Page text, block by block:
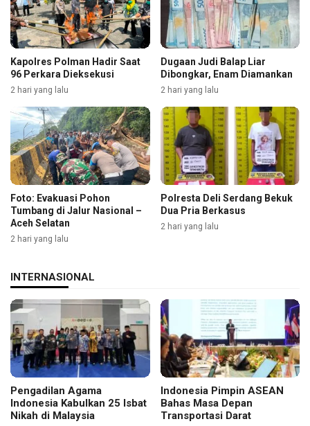
Kapolres Polman Hadir Saat
96 Perkara Dieksekusi
2 hari yang lalu
Dugaan Judi Balap Liar
Dibongkar, Enam Diamankan
2 hari yang lalu
Foto: Evakuasi Pohon
Tumbang di Jalur Nasional –
Aceh Selatan
2 hari yang lalu
Polresta Deli Serdang Bekuk
Dua Pria Berkasus
2 hari yang lalu
INTERNASIONAL
Pengadilan Agama
Indonesia Kabulkan 25 Isbat
Nikah di Malaysia
Indonesia Pimpin ASEAN
Bahas Masa Depan
Transportasi Darat